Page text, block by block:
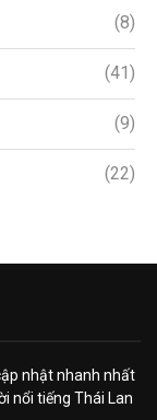
(8)
(41)
(9)
(22)
nhật nhanh nhất
nổi tiếng Thái Lan